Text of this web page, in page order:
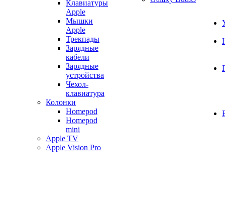
Клавиатуры
Apple
Мышки
Apple
Трекпады
Зарядные
кабели
Зарядные
устройства
Чехол-
клавиатура
Колонки
Homepod
Homepod
mini
Apple TV
Apple Vision Pro